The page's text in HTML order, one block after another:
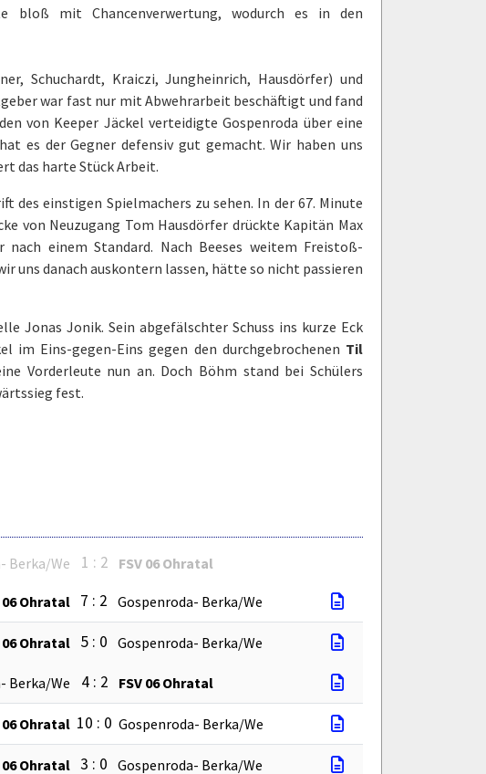
bloß mit Chancenverwertung, wodurch es in den
Schuchardt, Kraiczi, Jungheinrich, Hausdörfer) und
war fast nur mit Abwehrarbeit beschäftigt und fand
von Keeper Jäckel verteidigte Gospenroda über eine
es der Gegner defensiv gut gemacht. Wir haben uns
das harte Stück Arbeit.
einstigen Spielmachers zu sehen. In der 67. Minute
von Neuzugang Tom Hausdörfer drückte Kapitän Max
einem Standard. Nach Beeses weitem Freistoß-
uns danach auskontern lassen, hätte so nicht passieren
Jonas Jonik. Sein abgefälschter Schuss ins kurze Eck
im Eins-gegen-Eins gegen den durchgebrochenen Til
Vorderleute nun an. Doch Böhm stand bei Schülers
fest.
Berka/We 1 : 2 FSV 06 Ohratal
06 Ohratal 7 : 2 Gospenroda- Berka/We
06 Ohratal 5 : 0 Gospenroda- Berka/We
Berka/We 4 : 2 FSV 06 Ohratal
06 Ohratal 10 : 0 Gospenroda- Berka/We
06 Ohratal 3 : 0 Gospenroda- Berka/We